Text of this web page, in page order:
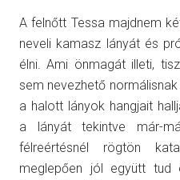
A felnőtt Tessa majdnem
neveli kamasz lányát és
élni. Ami önmagát illeti,
sem nevezhető
a halott lányok hangjait
a lányát tekintve már-
félreértésnél rögtön
meglepően jól együtt tud